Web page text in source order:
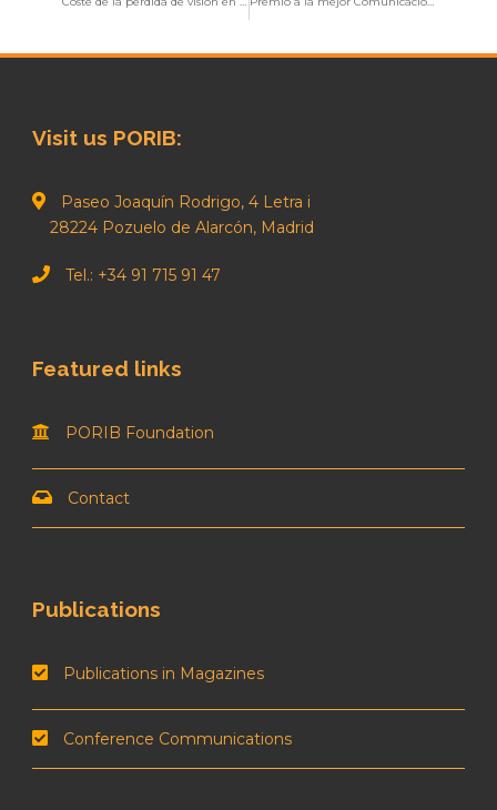
Visit us PORIB:
Paseo Joaquín Rodrigo, 4 Letra i
28224 Pozuelo de Alarcón, Madrid
Tel.: +34 91 715 91 47
Featured links
PORIB Foundation
Contact
Publications
Publications in Magazines
Conference Communications